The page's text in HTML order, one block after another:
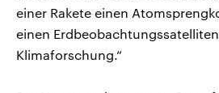
einer Rakete einen
einen
Klimaforschung.“